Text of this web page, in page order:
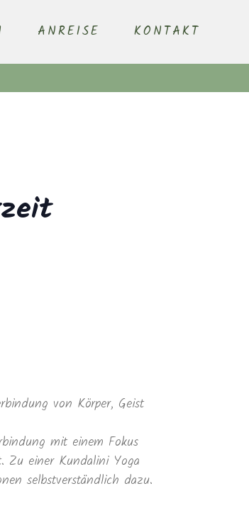
ANREISE KONTAKT
von Körper, Geist
mit einem Fokus
Zu einer Kundalini Yoga
selbstverständlich dazu.